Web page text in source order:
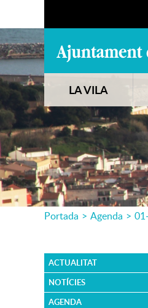
LA VILA
Portada > Agenda >
ACTUALITAT
NOTÍCIES
AGENDA